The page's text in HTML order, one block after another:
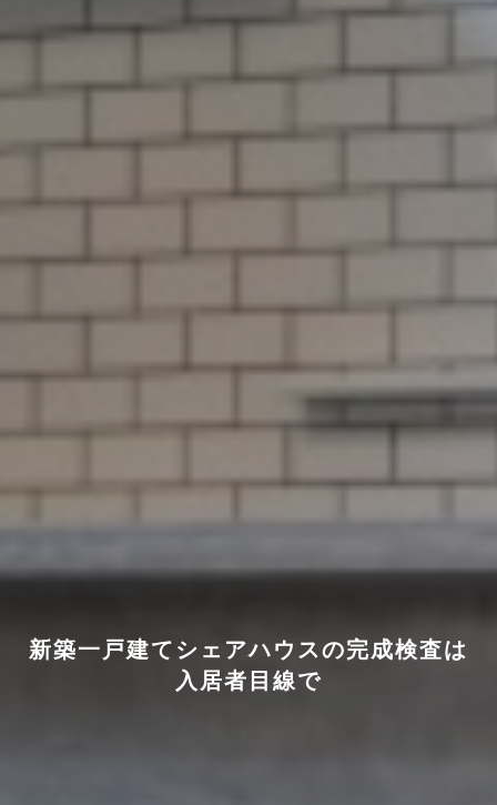
新築一戸建てシェアハウスの完成検査は
入居者目線で